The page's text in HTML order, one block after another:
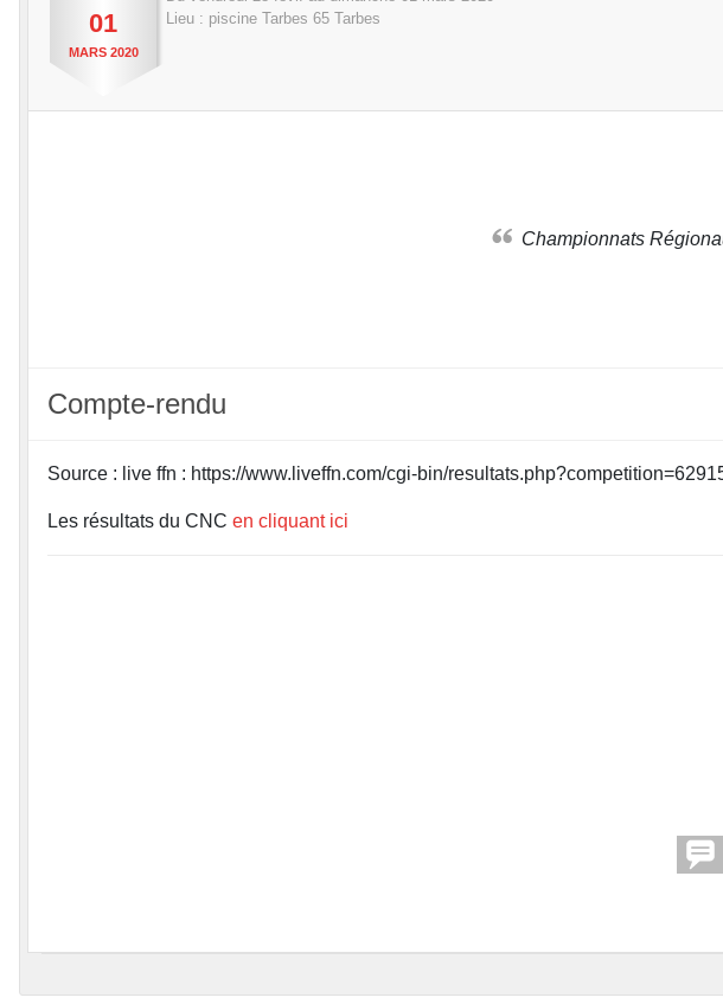
01
MARS 2020
Lieu : piscine Tarbes 65 Tarbes
Championnats
Compte-rendu
Source : live ffn : https://www.liveffn.com/cgi-bin/
Les résultats du CNC en cliquant ici